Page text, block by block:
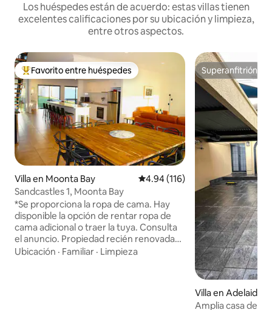
Los huéspedes están de acuerdo: estas villas tienen
excelentes calificaciones por su ubicación y limpieza,
entre otros aspectos.
De los mejores en Favorito entre huéspedes
Favorito entre huéspedes
Villa en Moonta Bay Calificación promedio: 4.94 de
4.94 (116)
Sandcastles 1, Moonta Bay
*Se proporciona la ropa de cama. Hay
disponible la opción de rentar ropa de
cama adicional o traer la tuya. Consulta
el anuncio. Propiedad recién renovada
situada frente a la playa con vistas de
Ubicación · Familiar · Limpieza
Superanfitrión
Superanfitrión
Villa en Adelaide
Amplia casa de 2